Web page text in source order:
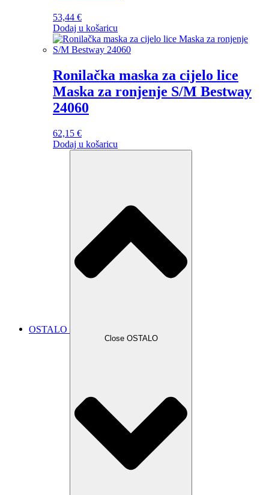
53,44 €
Dodaj u košaricu
Ronilačka maska ​​za cijelo lice
Maska za ronjenje S/M Bestway
24060
62,15 €
Dodaj u košaricu
OSTALO
Close OSTALO